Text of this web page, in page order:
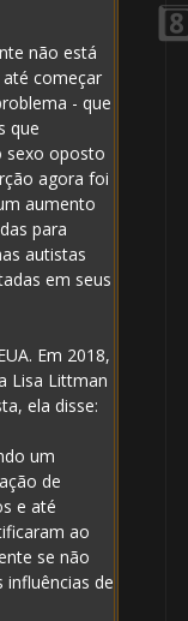
não está
começar
- que
que
sexo oposto
agora foi
aumento
para
autistas
em seus
Em 2018,
Lisa Littman
ela disse:
um
de
e até
ao
se não
influências de
1️⃣ 8️⃣
1️⃣
8️⃣